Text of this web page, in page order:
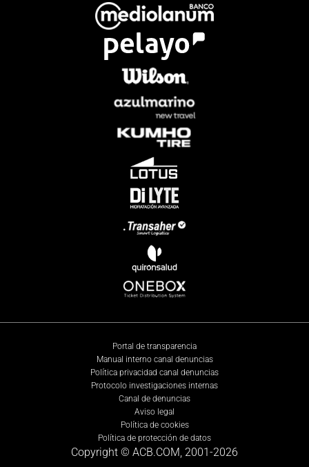
Portal de transparencia
Manual interno canal denuncias
Política privacidad canal denuncias
Protocolo investigaciones internas
Canal de denuncias
Aviso legal
Política de cookies
Política de protección de datos
Copyright © ACB.COM, 2001-2026